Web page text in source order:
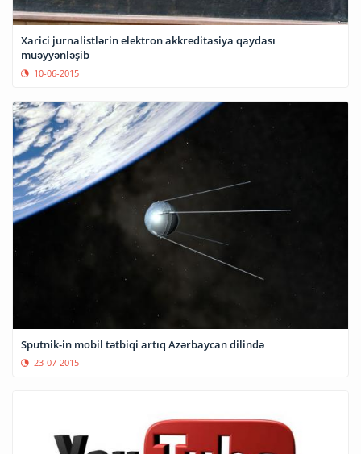
Xarici jurnalistlərin elektron akkreditasiya qaydası
müəyyənləşib
10-06-2015
Sputnik-in mobil tətbiqi artıq Azərbaycan dilində
23-07-2015